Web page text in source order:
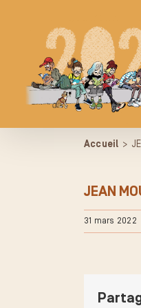
Accueil >
JEAN
31 mars 2022